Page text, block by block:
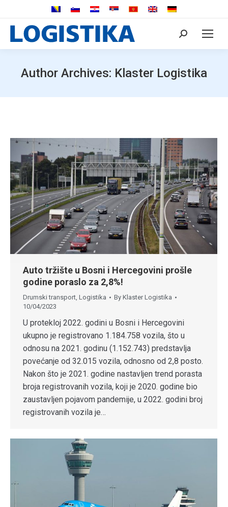
Search:
Author Archives: Klaster Logistika
Auto tržište u Bosni i Hercegovini prošle
godine poraslo za 2,8%!
Drumski transport Logistika By Klaster Logistika
10/04/2023
U protekloj 2022. godini u Bosni i Hercegovini
ukupno je registrovano 1.184.758 vozila, što u
odnosu na 2021. godinu (1.152.743) predstavlja
povećanje od 32.015 vozila, odnosno od 2,8 posto.
Nakon što je 2021. godine nastavljen trend porasta
broja registrovanih vozila, koji je 2020. godine bio
zaustavljen pojavom pandemije, u 2022. godini broj
registrovanih vozila je…